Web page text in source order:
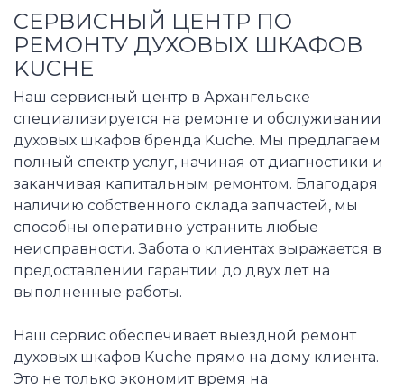
СЕРВИСНЫЙ ЦЕНТР ПО
РЕМОНТУ ДУХОВЫХ ШКАФОВ
KUCHE
Наш сервисный центр в Архангельске
специализируется на ремонте и обслуживании
духовых шкафов бренда Kuche. Мы предлагаем
полный спектр услуг, начиная от диагностики и
заканчивая капитальным ремонтом. Благодаря
наличию собственного склада запчастей, мы
способны оперативно устранить любые
неисправности. Забота о клиентах выражается в
предоставлении гарантии до двух лет на
выполненные работы.
Наш сервис обеспечивает выездной ремонт
духовых шкафов Kuche прямо на дому клиента.
Это не только экономит время на